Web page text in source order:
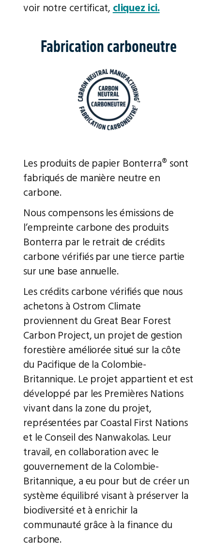
voir notre certificat,cliquez ici.
Fabrication carboneutre
Les produits de papier Bonterra® sont
fabriqués de manière neutre en
carbone.
Nous compensons les émissions de
l’empreinte carbone des produits
Bonterra par le retrait de crédits
carbone vérifiés par une tierce partie
sur une base annuelle.
Les crédits carbone vérifiés que nous
achetons à Ostrom Climate
proviennent du Great Bear Forest
Carbon Project, un projet de gestion
forestière améliorée situé sur la côte
du Pacifique de la Colombie-
Britannique. Le projet appartient et est
développé par les Premières Nations
vivant dans la zone du projet,
représentées par Coastal First Nations
et le Conseil des Nanwakolas. Leur
travail, en collaboration avec le
gouvernement de la Colombie-
Britannique, a eu pour but de créer un
système équilibré visant à préserver la
biodiversité et à enrichir la
communauté grâce à la finance du
carbone.